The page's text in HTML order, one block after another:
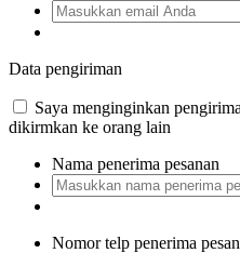
Data pengiriman
Saya menginginkan
dikirmkan ke orang lain
Nama penerima pesanan
Nomor telp penerima